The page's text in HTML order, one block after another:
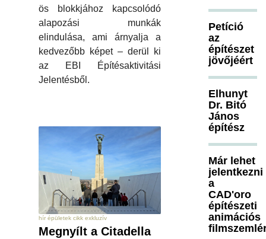
ös blokkjához kapcsolódó
alapozási munkák
elindulása, ami árnyalja a
kedvezőbb képet – derül ki
az EBI Építésaktivitási
Jelentésből.
hír épületek cikk exkluzív
Megnyílt a Citadella
Petíció
az
építészet
jövőjéért
Elhunyt
Dr. Bitó
János
építész
Már lehet
jelentkezni
a
CAD'oro
építészeti
animációs